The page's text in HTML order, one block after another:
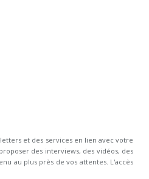
et des services en lien avec votre
des interviews, des vidéos, des
au plus près de vos attentes. L'accès